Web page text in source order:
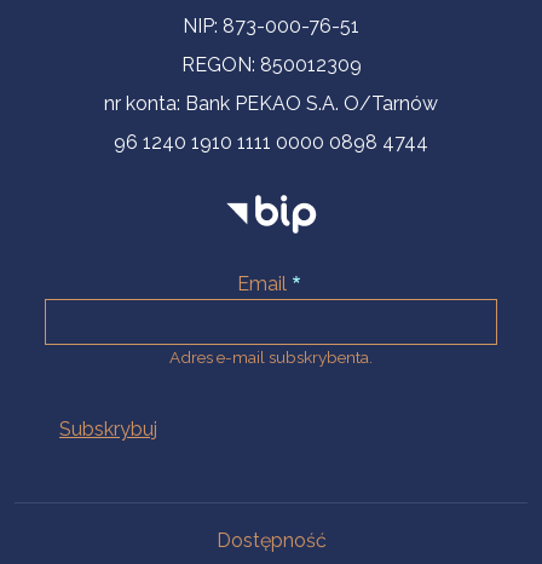
NIP: 873-000-76-51
REGON: 850012309
nr konta: Bank PEKAO S.A. O/Tarnów
96 1240 1910 1111 0000 0898 4744
Email
Adres e-mail subskrybenta.
Dostępność